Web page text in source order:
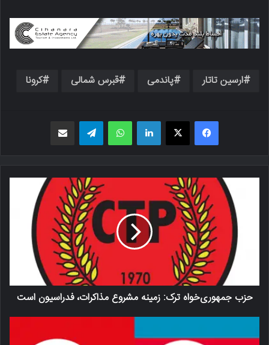
ارسین تاتار پاندمی قبرس شمالی کرونا
فیسبوک X لینکدین واتس اپ تلگرام
حزب جمهوری‌خواه ترک: زمینه مشروع مذاکرات، فدراسیون است